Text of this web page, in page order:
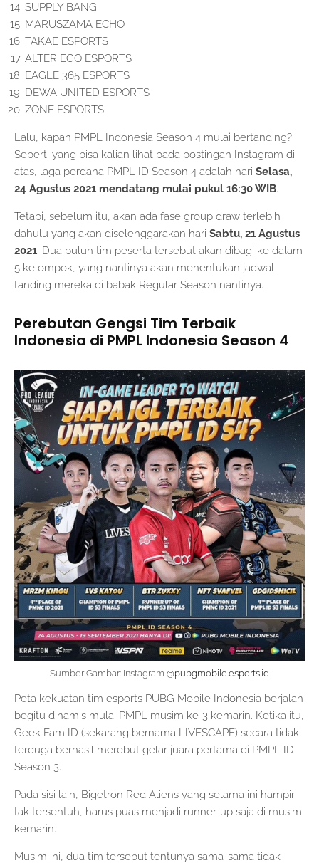
SUPPLY BANG
MARUSZAMA ECHO
TAKAE ESPORTS
ALTER EGO ESPORTS
EAGLE 365 ESPORTS
DEWA UNITED ESPORTS
ZONE ESPORTS
Lalu, kapan PMPL Indonesia Season 4 mulai bertanding?
Seperti yang bisa kalian lihat pada postingan Instagram di
atas, laga perdana PMPL ID Season 4 adalah hari Selasa,
24 Agustus 2021 mendatang mulai pukul 16:30 WIB.
Tetapi, sebelum itu, akan ada fase group draw terlebih
dahulu yang akan diselenggarakan hari Sabtu, 21 Agustus
2021. Dua puluh tim peserta tersebut akan dibagi ke dalam
5 kelompok, yang nantinya akan menentukan jadwal
tanding mereka di babak Regular Season nantinya.
Perebutan Gengsi Tim Terbaik
Indonesia di PMPL Indonesia Season 4
Sumber Gambar: Instagram @pubgmobile.esports.id
Peta kekuatan tim esports PUBG Mobile Indonesia berjalan
begitu dinamis mulai PMPL musim ke-3 kemarin. Ketika itu,
Geek Fam ID (sekarang bernama LIVESCAPE) secara tidak
terduga berhasil merebut gelar juara pertama di PMPL ID
Season 3.
Pada sisi lain, Bigetron Red Aliens yang selama ini hampir
tak tersentuh, harus puas menjadi runner-up saja di musim
kemarin.
Musim ini, dua tim tersebut tentunya sama-sama tidak